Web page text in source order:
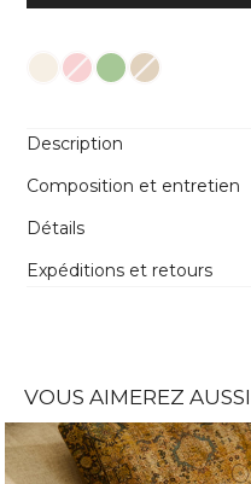
Couleur
Description
Composition et entretien
Détails
Expéditions et retours
VOUS AIMEREZ AUSSI